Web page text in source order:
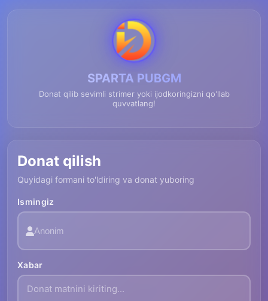
SPARTA PUBGM
Donat qilib sevimli strimer yoki ijodkoringizni qo'llab
quvvatlang!
Donat qilish
Quyidagi formani to'ldiring va donat yuboring
Ismingiz
Xabar